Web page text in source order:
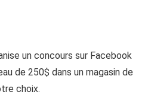
un concours sur Facebook
de 250$ dans un magasin de
choix.